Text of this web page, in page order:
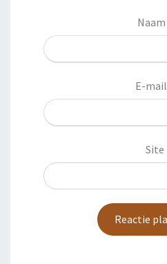
Naam
E-mail
Site